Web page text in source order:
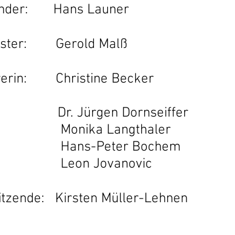
r: Hans Launer
Gerold Malß
Christine Becker
Dr. Jürgen Dornseiffer
Langthaler
Peter Bochem
Jovanovic
Kirsten Müller-Lehnen